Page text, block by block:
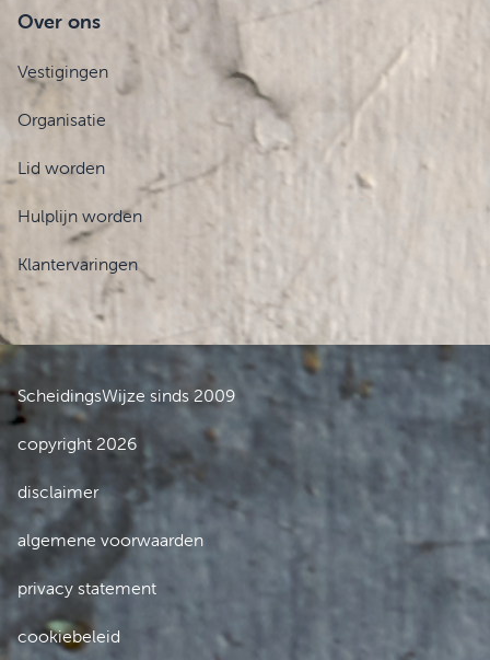
Over ons
Vestigingen
Organisatie
Lid worden
Hulplijn worden
Klantervaringen
ScheidingsWijze sinds 2009
copyright 2026
disclaimer
algemene voorwaarden
privacy statement
cookiebeleid